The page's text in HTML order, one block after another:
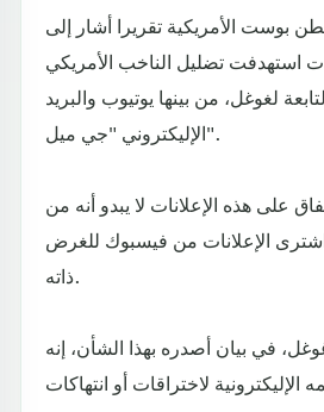
بوست الأمريكية تقريرا أشار إلى
استهدفت تضليل الناخب الأمريكي
لغوغل، من بينها يوتيوب والبريد
الإليكتروني "جي ميل".
على هذه الإعلانات لا يبدو أنه من
الإعلانات من فيسبوك للغرض
ذاته.
في بيان أصدره بهذا الشأن، إنه